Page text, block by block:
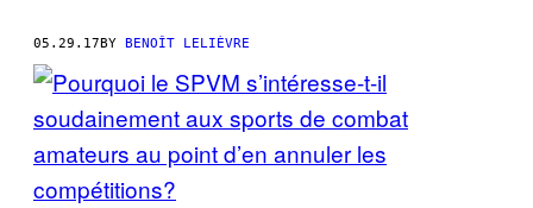
05.29.17BY BENOÎT LELIÈVRE